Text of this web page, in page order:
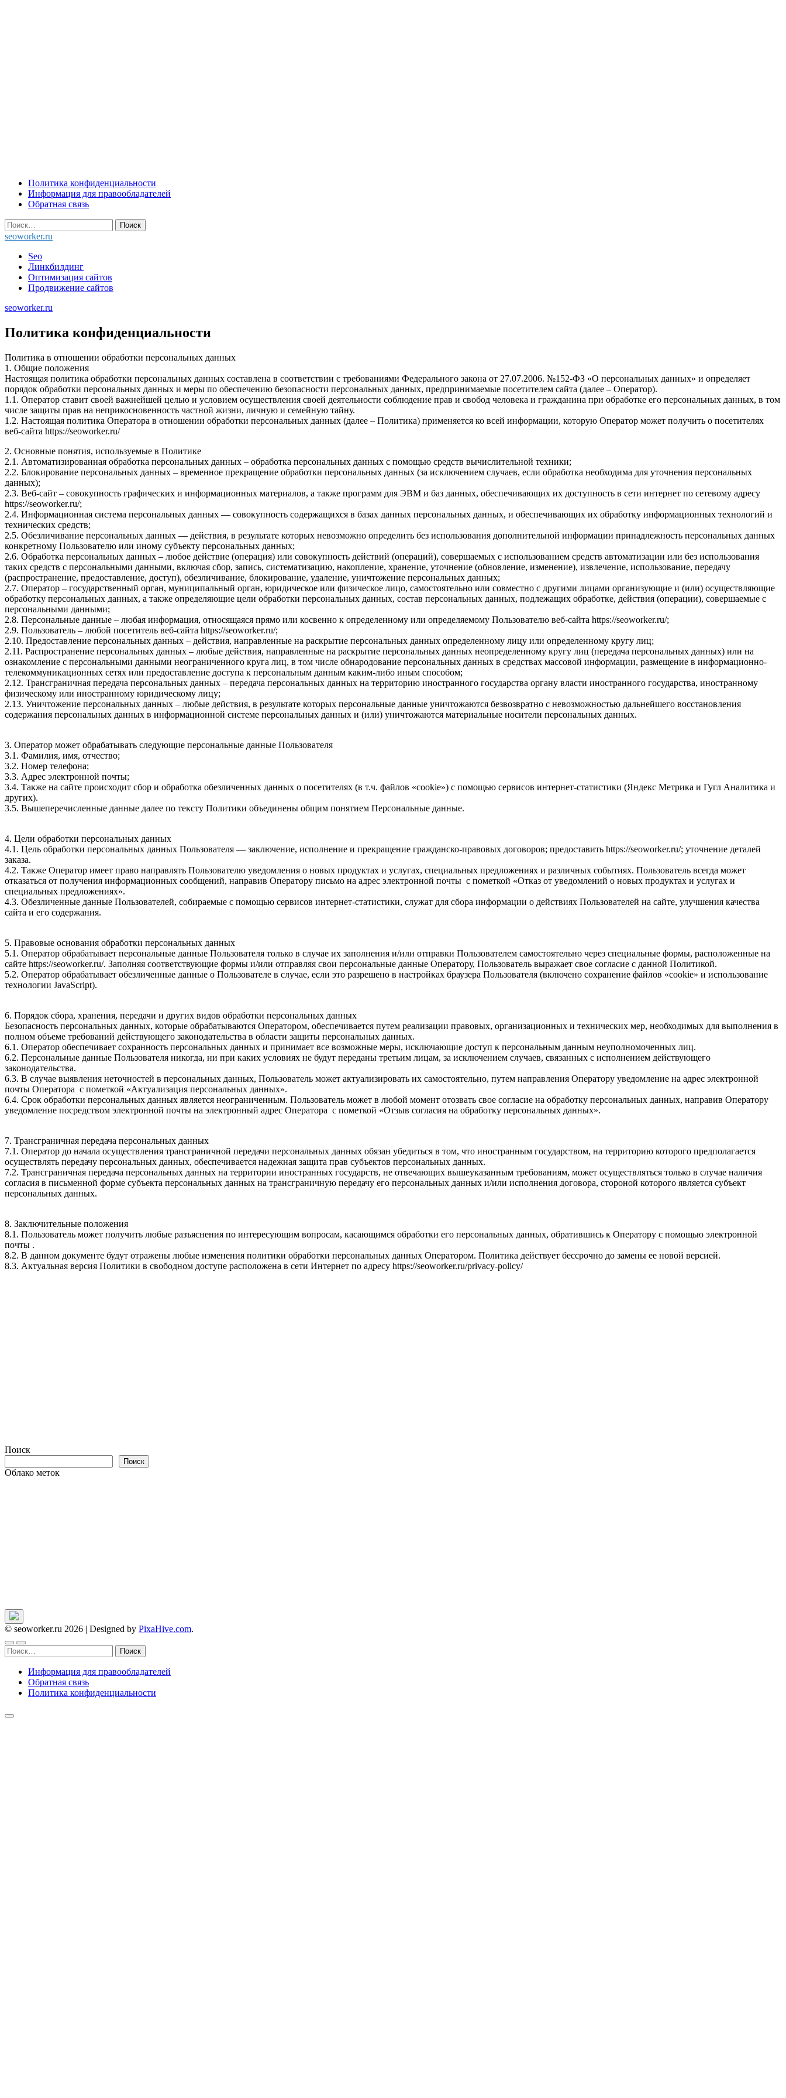
Skip
content
Политика конфиденциальности
Информация для правообладателей
Обратная связь
Найти:
seoworker.ru
Seo
Линкбилдинг
Оптимизация сайтов
Продвижение сайтов
seoworker.ru
Политика конфиденциальности
Политика в отношении обработки персональных данных
1. Общие положения
Настоящая политика обработки персональных данных составлена в соответствии с требованиями Федерального закона от 27.07.2006. №152-ФЗ «О персональных данных» и определяет
порядок обработки персональных данных и меры по обеспечению безопасности персональных данных, предпринимаемые посетителем сайта (далее – Оператор).
1.1. Оператор ставит своей важнейшей целью и условием осуществления своей деятельности соблюдение прав и свобод человека и гражданина при обработке его персональных данных, в том
числе защиты прав на неприкосновенность частной жизни, личную и семейную тайну.
1.2. Настоящая политика Оператора в отношении обработки персональных данных (далее – Политика) применяется ко всей информации, которую Оператор может получить о посетителях
веб-сайта https://seoworker.ru/
2. Основные понятия, используемые в Политике
2.1. Автоматизированная обработка персональных данных – обработка персональных данных с помощью средств вычислительной техники;
2.2. Блокирование персональных данных – временное прекращение обработки персональных данных (за исключением случаев, если обработка необходима для уточнения персональных
данных);
2.3. Веб-сайт – совокупность графических и информационных материалов, а также программ для ЭВМ и баз данных, обеспечивающих их доступность в сети интернет по сетевому адресу
https://seoworker.ru/;
2.4. Информационная система персональных данных — совокупность содержащихся в базах данных персональных данных, и обеспечивающих их обработку информационных технологий и
технических средств;
2.5. Обезличивание персональных данных — действия, в результате которых невозможно определить без использования дополнительной информации принадлежность персональных данных
конкретному Пользователю или иному субъекту персональных данных;
2.6. Обработка персональных данных – любое действие (операция) или совокупность действий (операций), совершаемых с использованием средств автоматизации или без использования
таких средств с персональными данными, включая сбор, запись, систематизацию, накопление, хранение, уточнение (обновление, изменение), извлечение, использование, передачу
(распространение, предоставление, доступ), обезличивание, блокирование, удаление, уничтожение персональных данных;
2.7. Оператор – государственный орган, муниципальный орган, юридическое или физическое лицо, самостоятельно или совместно с другими лицами организующие и (или) осуществляющие
обработку персональных данных, а также определяющие цели обработки персональных данных, состав персональных данных, подлежащих обработке, действия (операции), совершаемые с
персональными данными;
2.8. Персональные данные – любая информация, относящаяся прямо или косвенно к определенному или определяемому Пользователю веб-сайта https://seoworker.ru/;
2.9. Пользователь – любой посетитель веб-сайта https://seoworker.ru/;
2.10. Предоставление персональных данных – действия, направленные на раскрытие персональных данных определенному лицу или определенному кругу лиц;
2.11. Распространение персональных данных – любые действия, направленные на раскрытие персональных данных неопределенному кругу лиц (передача персональных данных) или на
ознакомление с персональными данными неограниченного круга лиц, в том числе обнародование персональных данных в средствах массовой информации, размещение в информационно-
телекоммуникационных сетях или предоставление доступа к персональным данным каким-либо иным способом;
2.12. Трансграничная передача персональных данных – передача персональных данных на территорию иностранного государства органу власти иностранного государства, иностранному
физическому или иностранному юридическому лицу;
2.13. Уничтожение персональных данных – любые действия, в результате которых персональные данные уничтожаются безвозвратно с невозможностью дальнейшего восстановления
содержания персональных данных в информационной системе персональных данных и (или) уничтожаются материальные носители персональных данных.
3. Оператор может обрабатывать следующие персональные данные Пользователя
3.1. Фамилия, имя, отчество;
3.2. Номер телефона;
3.3. Адрес электронной почты;
3.4. Также на сайте происходит сбор и обработка обезличенных данных о посетителях (в т.ч. файлов «cookie») с помощью сервисов интернет-статистики (Яндекс Метрика и Гугл Аналитика и
других).
3.5. Вышеперечисленные данные далее по тексту Политики объединены общим понятием Персональные данные.
4. Цели обработки персональных данных
4.1. Цель обработки персональных данных Пользователя — заключение, исполнение и прекращение гражданско-правовых договоров; предоставить https://seoworker.ru/; уточнение деталей
заказа.
4.2. Также Оператор имеет право направлять Пользователю уведомления о новых продуктах и услугах, специальных предложениях и различных событиях. Пользователь всегда может
отказаться от получения информационных сообщений, направив Оператору письмо на адрес электронной почты с пометкой «Отказ от уведомлений о новых продуктах и услугах и
специальных предложениях».
4.3. Обезличенные данные Пользователей, собираемые с помощью сервисов интернет-статистики, служат для сбора информации о действиях Пользователей на сайте, улучшения качества
сайта и его содержания.
5. Правовые основания обработки персональных данных
5.1. Оператор обрабатывает персональные данные Пользователя только в случае их заполнения и/или отправки Пользователем самостоятельно через специальные формы, расположенные на
сайте https://seoworker.ru/. Заполняя соответствующие формы и/или отправляя свои персональные данные Оператору, Пользователь выражает свое согласие с данной Политикой.
5.2. Оператор обрабатывает обезличенные данные о Пользователе в случае, если это разрешено в настройках браузера Пользователя (включено сохранение файлов «cookie» и использование
технологии JavaScript).
6. Порядок сбора, хранения, передачи и других видов обработки персональных данных
Безопасность персональных данных, которые обрабатываются Оператором, обеспечивается путем реализации правовых, организационных и технических мер, необходимых для выполнения в
полном объеме требований действующего законодательства в области защиты персональных данных.
6.1. Оператор обеспечивает сохранность персональных данных и принимает все возможные меры, исключающие доступ к персональным данным неуполномоченных лиц.
6.2. Персональные данные Пользователя никогда, ни при каких условиях не будут переданы третьим лицам, за исключением случаев, связанных с исполнением действующего
законодательства.
6.3. В случае выявления неточностей в персональных данных, Пользователь может актуализировать их самостоятельно, путем направления Оператору уведомление на адрес электронной
почты Оператора с пометкой «Актуализация персональных данных».
6.4. Срок обработки персональных данных является неограниченным. Пользователь может в любой момент отозвать свое согласие на обработку персональных данных, направив Оператору
уведомление посредством электронной почты на электронный адрес Оператора с пометкой «Отзыв согласия на обработку персональных данных».
7. Трансграничная передача персональных данных
7.1. Оператор до начала осуществления трансграничной передачи персональных данных обязан убедиться в том, что иностранным государством, на территорию которого предполагается
осуществлять передачу персональных данных, обеспечивается надежная защита прав субъектов персональных данных.
7.2. Трансграничная передача персональных данных на территории иностранных государств, не отвечающих вышеуказанным требованиям, может осуществляться только в случае наличия
согласия в письменной форме субъекта персональных данных на трансграничную передачу его персональных данных и/или исполнения договора, стороной которого является субъект
персональных данных.
8. Заключительные положения
8.1. Пользователь может получить любые разъяснения по интересующим вопросам, касающимся обработки его персональных данных, обратившись к Оператору с помощью электронной
почты .
8.2. В данном документе будут отражены любые изменения политики обработки персональных данных Оператором. Политика действует бессрочно до замены ее новой версией.
8.3. Актуальная версия Политики в свободном доступе расположена в сети Интернет по адресу https://seoworker.ru/privacy-policy/
Поиск
Поиск
Облако меток
© seoworker.ru 2026 | Designed by PixaHive.com.
Найти:
Информация для правообладателей
Обратная связь
Политика конфиденциальности